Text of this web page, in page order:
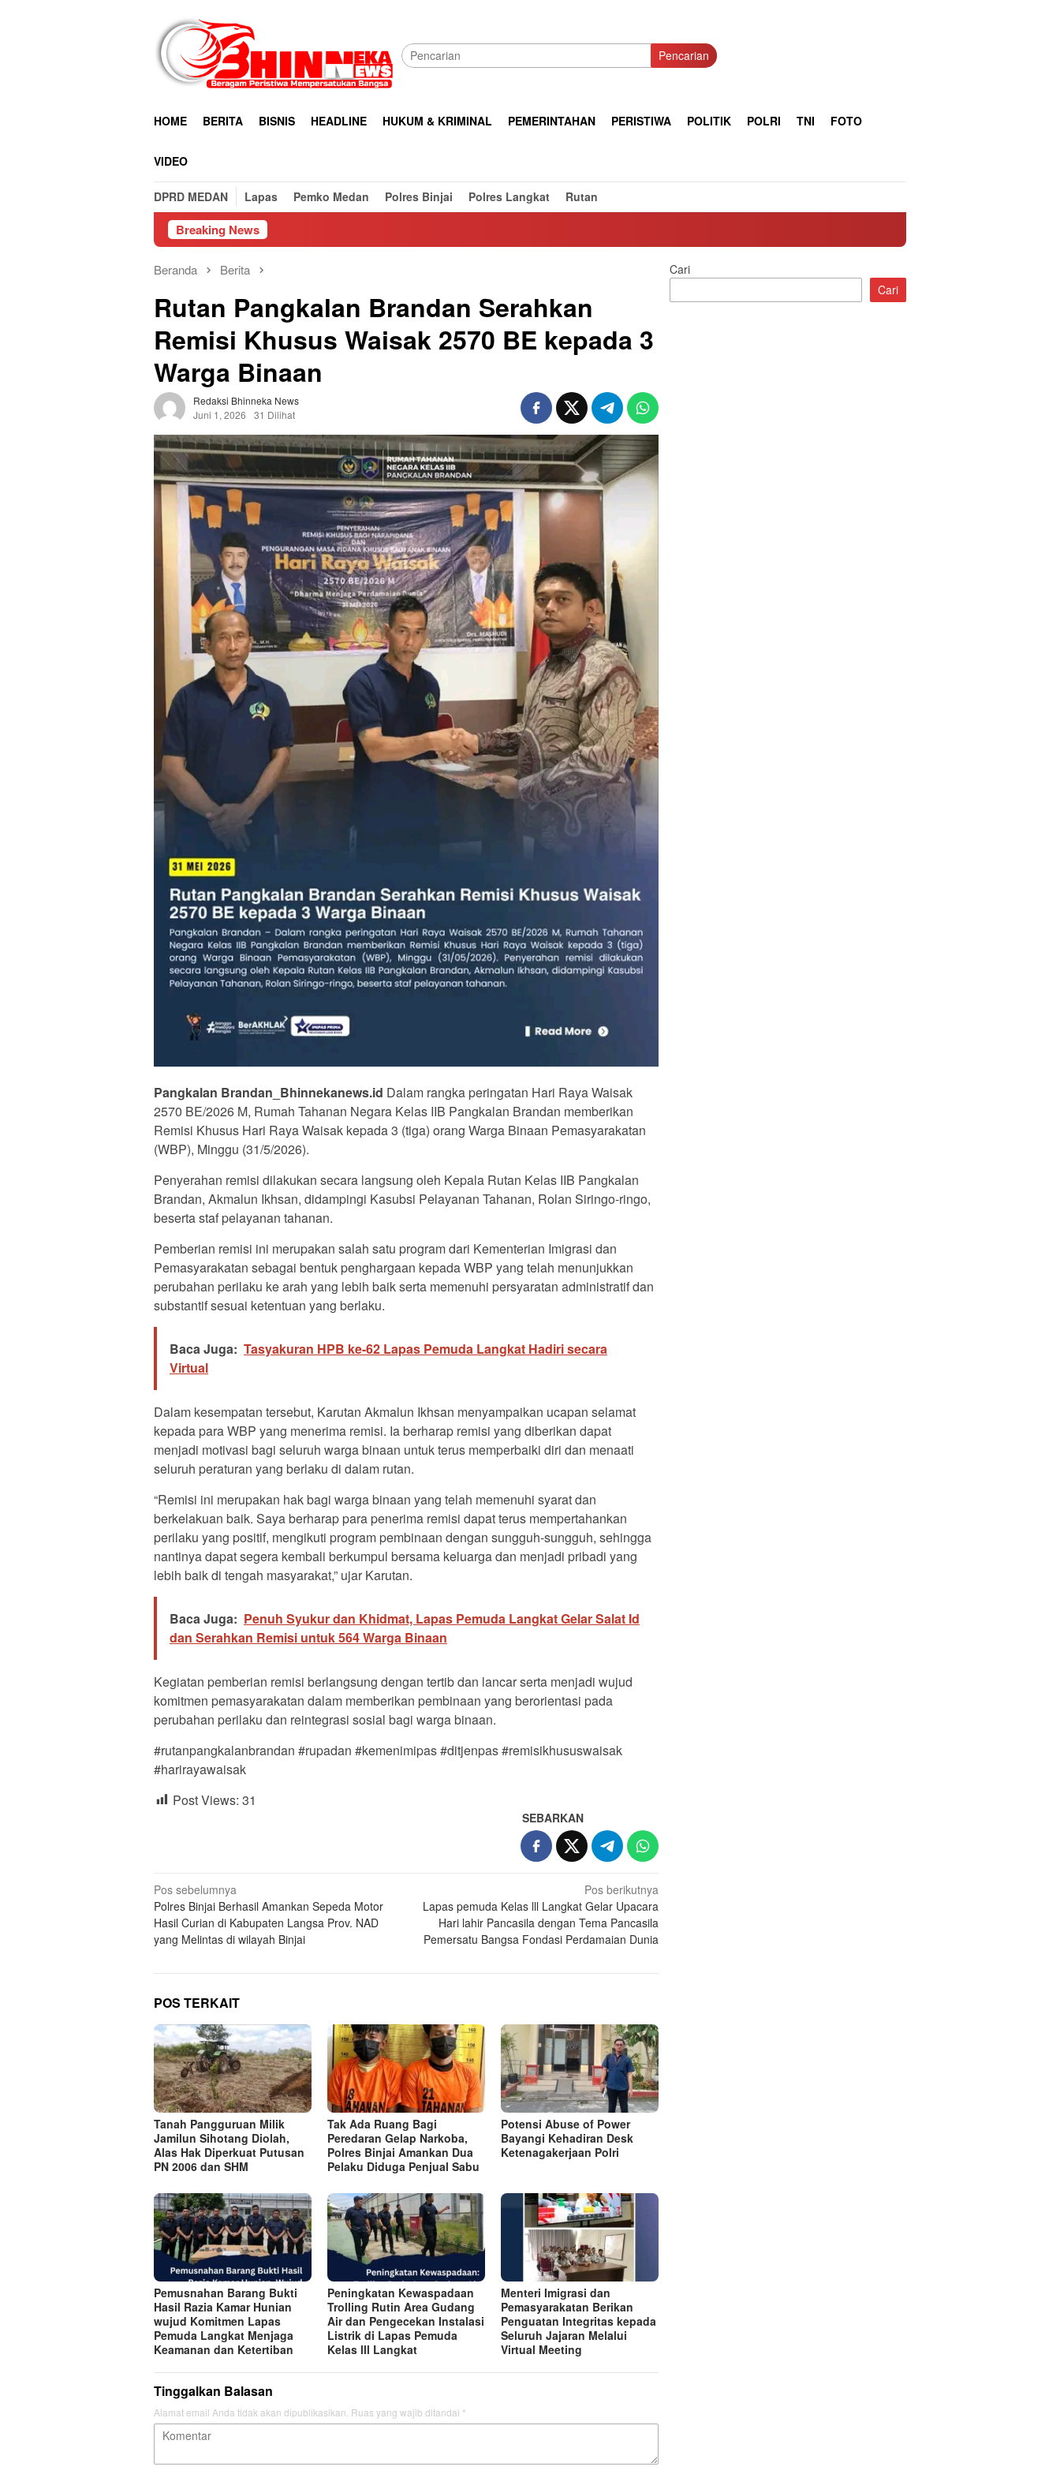
Pencarian
HOME BERITA BISNIS HEADLINE HUKUM & KRIMINAL PEMERINTAHAN PERISTIWA POLITIK POLRI TNI FOTO
VIDEO
DPRD MEDAN Lapas Pemko Medan Polres Binjai Polres Langkat Rutan
Breaking News
Beranda Berita
Rutan Pangkalan Brandan Serahkan
Remisi Khusus Waisak 2570 BE kepada 3
Warga Binaan
Redaksi Bhinneka News
Juni 1, 2026
31 Dilihat
Pangkalan Brandan_Bhinnekanews.id Dalam rangka peringatan Hari Raya Waisak
2570 BE/2026 M, Rumah Tahanan Negara Kelas IIB Pangkalan Brandan memberikan
Remisi Khusus Hari Raya Waisak kepada 3 (tiga) orang Warga Binaan Pemasyarakatan
(WBP), Minggu (31/5/2026).
Penyerahan remisi dilakukan secara langsung oleh Kepala Rutan Kelas IIB Pangkalan
Brandan, Akmalun Ikhsan, didampingi Kasubsi Pelayanan Tahanan, Rolan Siringo-ringo,
beserta staf pelayanan tahanan.
Pemberian remisi ini merupakan salah satu program dari Kementerian Imigrasi dan
Pemasyarakatan sebagai bentuk penghargaan kepada WBP yang telah menunjukkan
perubahan perilaku ke arah yang lebih baik serta memenuhi persyaratan administratif dan
substantif sesuai ketentuan yang berlaku.
Baca Juga: Tasyakuran HPB ke-62 Lapas Pemuda Langkat Hadiri secara
Virtual
Dalam kesempatan tersebut, Karutan Akmalun Ikhsan menyampaikan ucapan selamat
kepada para WBP yang menerima remisi. Ia berharap remisi yang diberikan dapat
menjadi motivasi bagi seluruh warga binaan untuk terus memperbaiki diri dan menaati
seluruh peraturan yang berlaku di dalam rutan.
“Remisi ini merupakan hak bagi warga binaan yang telah memenuhi syarat dan
berkelakuan baik. Saya berharap para penerima remisi dapat terus mempertahankan
perilaku yang positif, mengikuti program pembinaan dengan sungguh-sungguh, sehingga
nantinya dapat segera kembali berkumpul bersama keluarga dan menjadi pribadi yang
lebih baik di tengah masyarakat,” ujar Karutan.
Baca Juga: Penuh Syukur dan Khidmat, Lapas Pemuda Langkat Gelar Salat Id
dan Serahkan Remisi untuk 564 Warga Binaan
Kegiatan pemberian remisi berlangsung dengan tertib dan lancar serta menjadi wujud
komitmen pemasyarakatan dalam memberikan pembinaan yang berorientasi pada
perubahan perilaku dan reintegrasi sosial bagi warga binaan.
#rutanpangkalanbrandan #rupadan #kemenimipas #ditjenpas #remisikhususwaisak
#harirayawaisak
Post Views: 31
SEBARKAN
Navigasi
pos
Pos sebelumnya
Polres Binjai Berhasil Amankan Sepeda Motor
Hasil Curian di Kabupaten Langsa Prov. NAD
yang Melintas di wilayah Binjai
Pos berikutnya
Lapas pemuda Kelas lll Langkat Gelar Upacara
Hari lahir Pancasila dengan Tema Pancasila
Pemersatu Bangsa Fondasi Perdamaian Dunia
POS TERKAIT
Tanah Pangguruan Milik
Jamilun Sihotang Diolah,
Alas Hak Diperkuat Putusan
PN 2006 dan SHM
Tak Ada Ruang Bagi
Peredaran Gelap Narkoba,
Polres Binjai Amankan Dua
Pelaku Diduga Penjual Sabu
Potensi Abuse of Power
Bayangi Kehadiran Desk
Ketenagakerjaan Polri
Pemusnahan Barang Bukti
Hasil Razia Kamar Hunian
wujud Komitmen Lapas
Pemuda Langkat Menjaga
Keamanan dan Ketertiban
Peningkatan Kewaspadaan
Trolling Rutin Area Gudang
Air dan Pengecekan Instalasi
Listrik di Lapas Pemuda
Kelas lll Langkat
Menteri Imigrasi dan
Pemasyarakatan Berikan
Penguatan Integritas kepada
Seluruh Jajaran Melalui
Virtual Meeting
Tinggalkan Balasan
Alamat email Anda tidak akan dipublikasikan. Ruas yang wajib ditandai *
Cari
Cari